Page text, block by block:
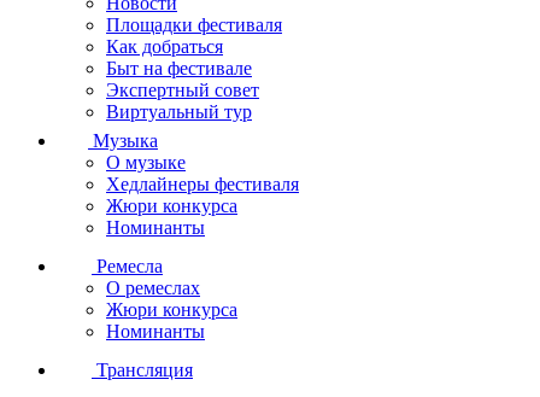
Площадки фестиваля
Как добраться
Быт на фестивале
Экспертный совет
Виртуальный тур
Музыка
О музыке
Хедлайнеры фестиваля
Жюри конкурса
Номинанты
Ремесла
О ремеслах
Жюри конкурса
Номинанты
Трансляция